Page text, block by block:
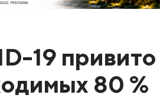
19 привито
80 %